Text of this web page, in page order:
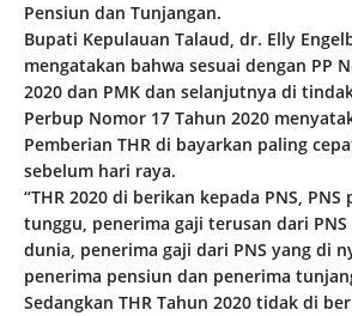
Pensiun dan Tunjangan.
Bupati Kepulauan Talaud, dr. Elly
mengatakan bahwa sesuai dengan PP
2020 dan PMK dan selanjutnya di
Perbup Nomor 17 Tahun 2020
Pemberian THR di bayarkan paling
sebelum hari raya.
“THR 2020 di berikan kepada PNS,
tunggu, penerima gaji terusan dari
dunia, penerima gaji dari PNS yang di
penerima pensiun dan penerima
Sedangkan THR Tahun 2020 tidak di